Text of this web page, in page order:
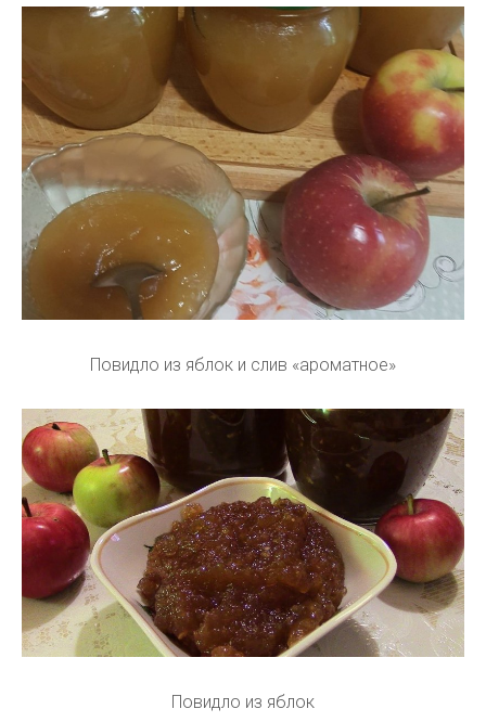
Повидло из яблок и слив «ароматное»
Повидло из яблок